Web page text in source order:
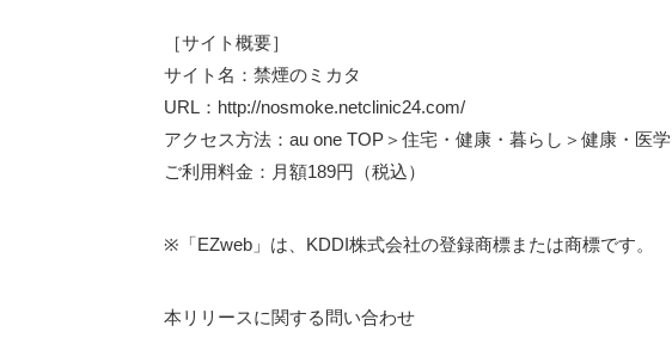
［サイト概要］
サイト名：禁煙のミカタ
URL：http://nosmoke.netclinic24.com/
アクセス方法：au one TOP＞住宅・健康・暮らし＞健康・医学
ご利用料金：月額189円（税込）
※「EZweb」は、KDDI株式会社の登録商標または商標です。
本リリースに関する問い合わせ